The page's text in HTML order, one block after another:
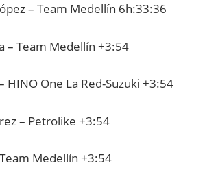
– Team Medellín 6h:33:36
– Team Medellín +3:54
HINO One La Red-Suzuki +3:54
– Petrolike +3:54
Medellín +3:54